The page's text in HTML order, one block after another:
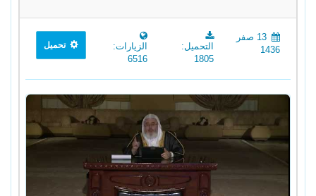
13 صفر
1436
التحميل:
1805
الزيارات:
6516
تحميل